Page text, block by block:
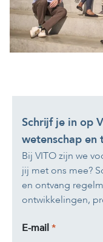
Schrijf je in op
wetenschap en
Bij VITO zijn we
jij met ons mee?
en ontvang
ontwikkelingen,
E-mail